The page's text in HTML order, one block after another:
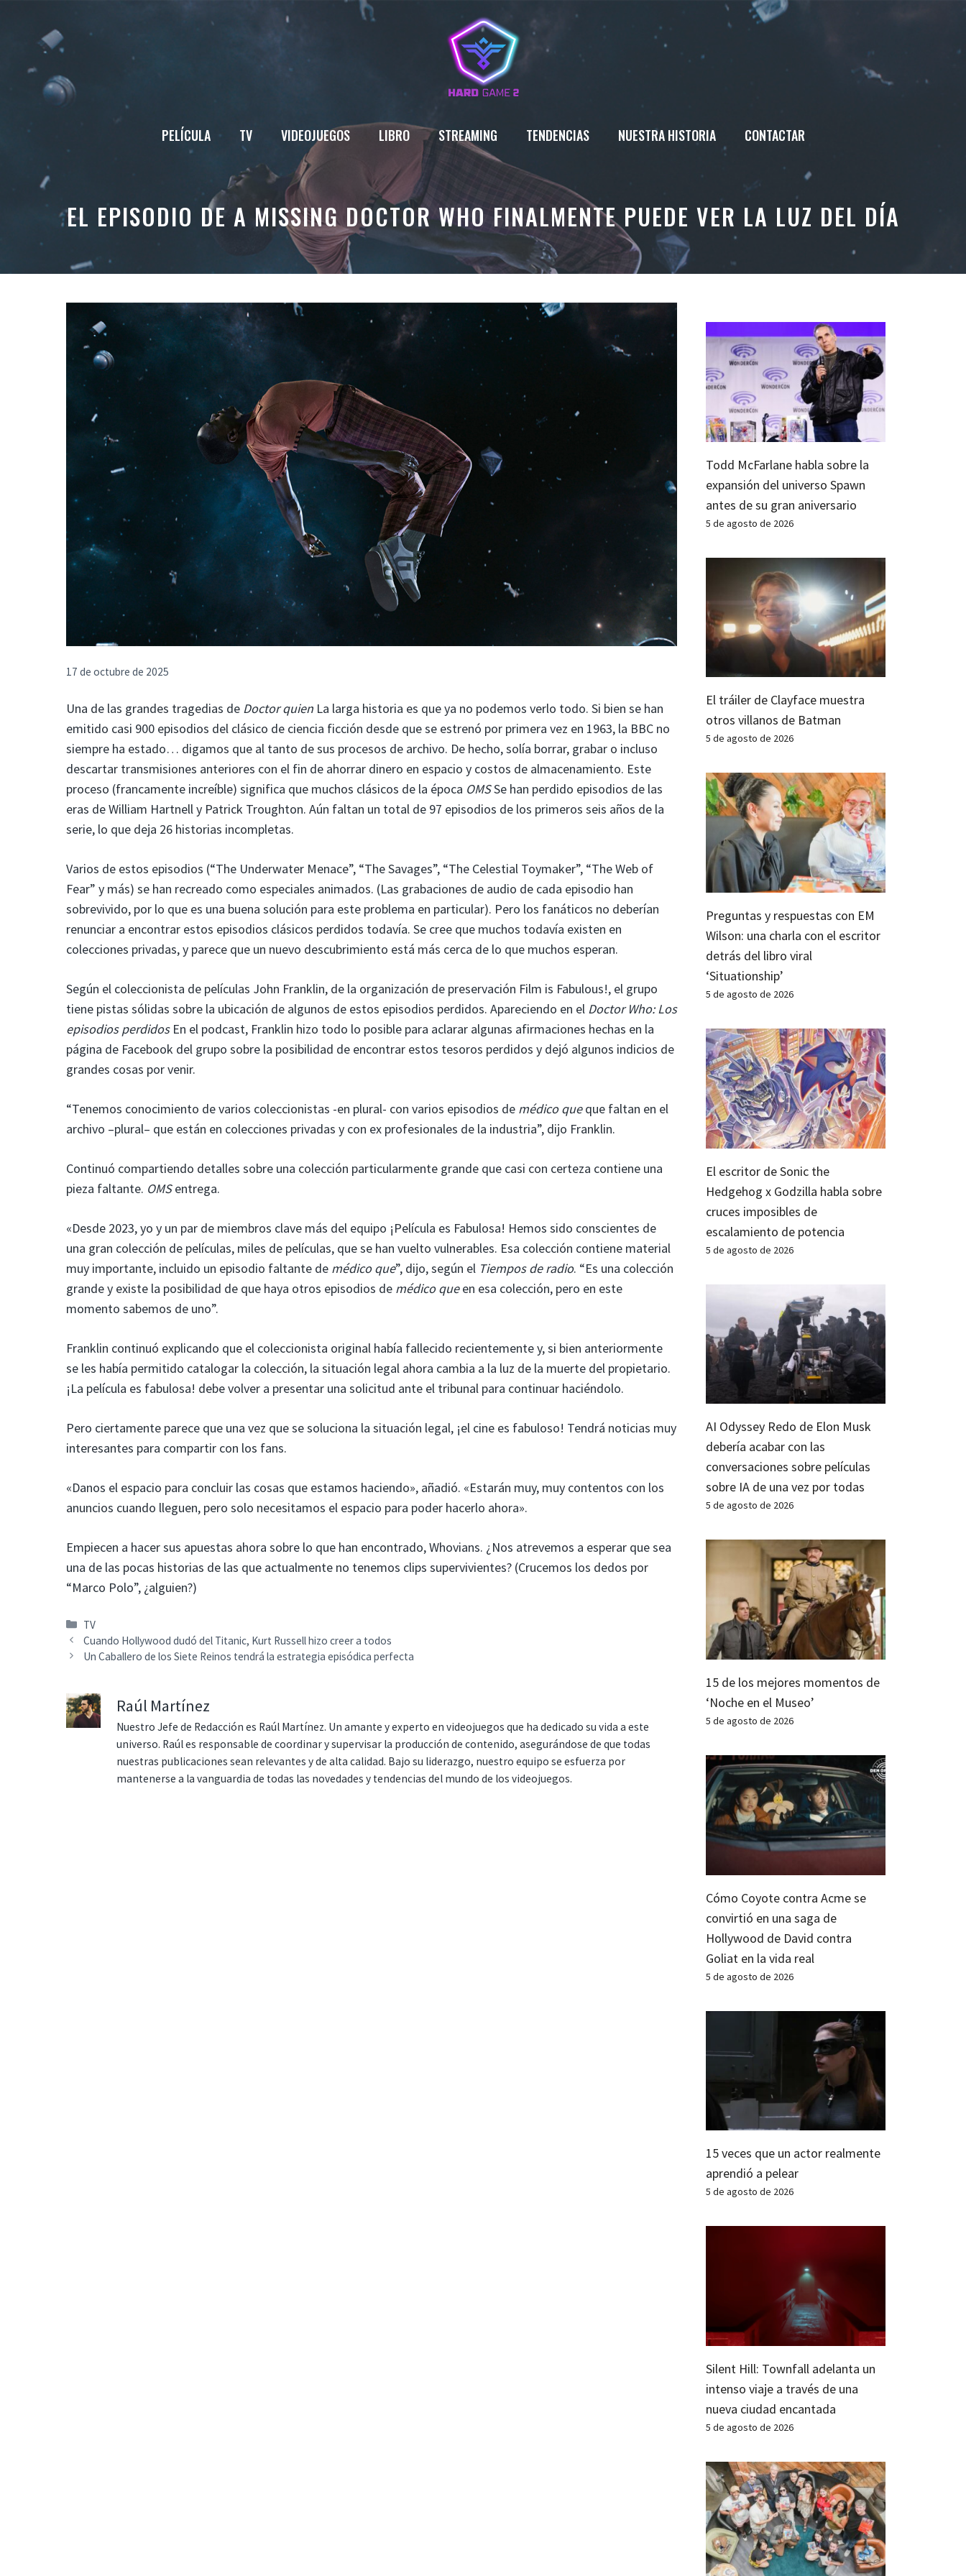
contenido
PELÍCULA TV VIDEOJUEGOS LIBRO STREAMING TENDENCIAS NUESTRA HISTORIA CONTACTAR
EL EPISODIO DE A MISSING DOCTOR WHO FINALMENTE PUEDE VER LA LUZ DEL DÍA
17 de octubre de 2025
Una de las grandes tragedias de Doctor quien La larga historia es que ya no podemos verlo todo. Si bien se han
emitido casi 900 episodios del clásico de ciencia ficción desde que se estrenó por primera vez en 1963, la BBC no
siempre ha estado… digamos que al tanto de sus procesos de archivo. De hecho, solía borrar, grabar o incluso
descartar transmisiones anteriores con el fin de ahorrar dinero en espacio y costos de almacenamiento. Este
proceso (francamente increíble) significa que muchos clásicos de la época OMSSe han perdido episodios de las
eras de William Hartnell y Patrick Troughton. Aún faltan un total de 97 episodios de los primeros seis años de la
serie, lo que deja 26 historias incompletas.
Varios de estos episodios (“The Underwater Menace”, “The Savages”, “The Celestial Toymaker”, “The Web of
Fear” y más) se han recreado como especiales animados. (Las grabaciones de audio de cada episodio han
sobrevivido, por lo que es una buena solución para este problema en particular). Pero los fanáticos no deberían
renunciar a encontrar estos episodios clásicos perdidos todavía. Se cree que muchos todavía existen en
colecciones privadas, y parece que un nuevo descubrimiento está más cerca de lo que muchos esperan.
Según el coleccionista de películas John Franklin, de la organización de preservación Film is Fabulous!, el grupo
tiene pistas sólidas sobre la ubicación de algunos de estos episodios perdidos. Apareciendo en el Doctor Who: Los
episodios perdidos En el podcast, Franklin hizo todo lo posible para aclarar algunas afirmaciones hechas en la
página de Facebook del grupo sobre la posibilidad de encontrar estos tesoros perdidos y dejó algunos indicios de
grandes cosas por venir.
“Tenemos conocimiento de varios coleccionistas -en plural- con varios episodios de médico queque faltan en el
archivo –plural– que están en colecciones privadas y con ex profesionales de la industria”, dijo Franklin.
Continuó compartiendo detalles sobre una colección particularmente grande que casi con certeza contiene una
pieza faltante. OMSentrega.
«Desde 2023, yo y un par de miembros clave más del equipo ¡Película es Fabulosa! Hemos sido conscientes de
una gran colección de películas, miles de películas, que se han vuelto vulnerables. Esa colección contiene material
muy importante, incluido un episodio faltante de médico que”, dijo, según el Tiempos de radio. “Es una colección
grande y existe la posibilidad de que haya otros episodios de médico queen esa colección, pero en este
momento sabemos de uno”.
Franklin continuó explicando que el coleccionista original había fallecido recientemente y, si bien anteriormente
se les había permitido catalogar la colección, la situación legal ahora cambia a la luz de la muerte del propietario.
¡La película es fabulosa! debe volver a presentar una solicitud ante el tribunal para continuar haciéndolo.
Pero ciertamente parece que una vez que se soluciona la situación legal, ¡el cine es fabuloso! Tendrá noticias muy
interesantes para compartir con los fans.
«Danos el espacio para concluir las cosas que estamos haciendo», añadió. «Estarán muy, muy contentos con los
anuncios cuando lleguen, pero solo necesitamos el espacio para poder hacerlo ahora».
Empiecen a hacer sus apuestas ahora sobre lo que han encontrado, Whovians. ¿Nos atrevemos a esperar que sea
una de las pocas historias de las que actualmente no tenemos clips supervivientes? (Crucemos los dedos por
“Marco Polo”, ¿alguien?)
Categorías
TV
Cuando Hollywood dudó del Titanic, Kurt Russell hizo creer a todos
Un Caballero de los Siete Reinos tendrá la estrategia episódica perfecta
Raúl Martínez
Nuestro Jefe de Redacción es Raúl Martínez. Un amante y experto en videojuegos que ha dedicado su vida a este
universo. Raúl es responsable de coordinar y supervisar la producción de contenido, asegurándose de que todas
nuestras publicaciones sean relevantes y de alta calidad. Bajo su liderazgo, nuestro equipo se esfuerza por
mantenerse a la vanguardia de todas las novedades y tendencias del mundo de los videojuegos.
Todd McFarlane habla sobre la
expansión del universo Spawn
antes de su gran aniversario
5 de agosto de 2026
El tráiler de Clayface muestra
otros villanos de Batman
5 de agosto de 2026
Preguntas y respuestas con EM
Wilson: una charla con el escritor
detrás del libro viral
‘Situationship’
5 de agosto de 2026
El escritor de Sonic the
Hedgehog x Godzilla habla sobre
cruces imposibles de
escalamiento de potencia
5 de agosto de 2026
AI Odyssey Redo de Elon Musk
debería acabar con las
conversaciones sobre películas
sobre IA de una vez por todas
5 de agosto de 2026
15 de los mejores momentos de
‘Noche en el Museo’
5 de agosto de 2026
Cómo Coyote contra Acme se
convirtió en una saga de
Hollywood de David contra
Goliat en la vida real
5 de agosto de 2026
15 veces que un actor realmente
aprendió a pelear
5 de agosto de 2026
Silent Hill: Townfall adelanta un
intenso viaje a través de una
nueva ciudad encantada
5 de agosto de 2026